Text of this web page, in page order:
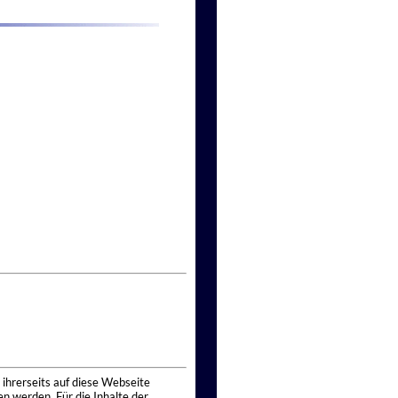
auf diese Webseite